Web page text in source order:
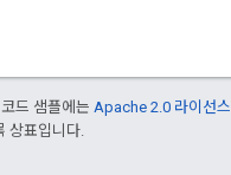
드 샘플에는 Apache 2.0 라이선스
상표입니다.